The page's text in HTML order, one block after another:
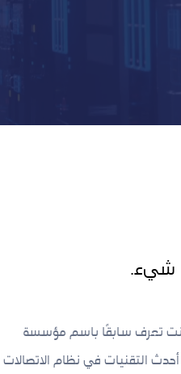
شيء.
البراءة للاتصالات المحدودة في عام 1997 وكانت تعرف سابقًا باسم مؤسسة
التقنيات في نظام الاتصالات